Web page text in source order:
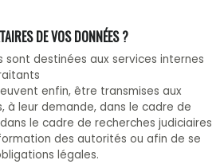
DE VOS DONNÉES ?
sont destinées aux services internes
enfin, être transmises aux
leur demande, dans le cadre de
le cadre de recherches judiciaires
des autorités ou afin de se
légales.